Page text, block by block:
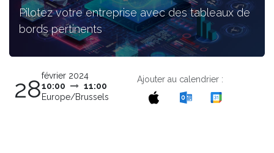
Pilotez votre entreprise avec des tableaux de
bords pertinents
28février 2024
10:00
11:00
Europe/Brussels
Ajouter au calendrier :